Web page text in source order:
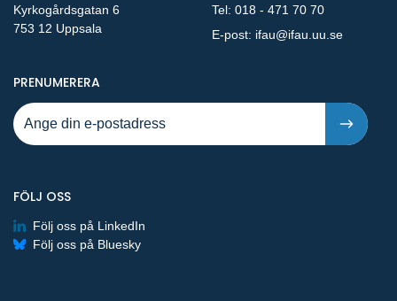
Kyrkogårdsgatan 6
753 12 Uppsala
Tel: 018 - 471 70 70
E-post: ifau@ifau.uu.se
PRENUMERERA
FÖLJ OSS
Följ oss på LinkedIn
Följ oss på Bluesky